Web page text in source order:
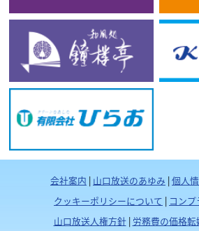
会社案内 | 山口放送のあゆみ |個人
クッキーポリシーについて | コン
山口放送人権方針| 労務費の価格